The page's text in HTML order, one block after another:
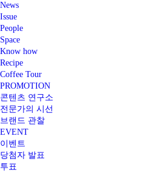
News
Issue
People
Space
Know how
Recipe
Coffee Tour
PROMOTION
콘텐츠 연구소
전문가의 시선
브랜드 관찰
EVENT
이벤트
당첨자 발표
투표